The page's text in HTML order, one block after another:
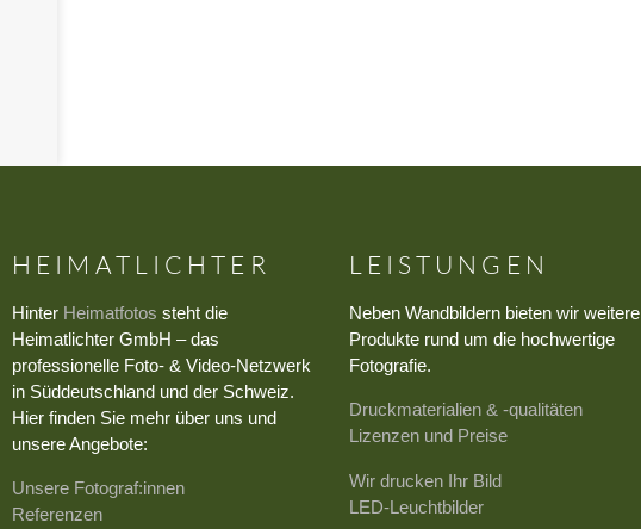
HEIMATLICHTER
Hinter Heimatfotos steht die
Heimatlichter GmbH – das
professionelle Foto- & Video-Netzwerk
in Süddeutschland und der Schweiz.
Hier finden Sie mehr über uns und
unsere Angebote:
Unsere Fotograf:innen
Referenzen
LEISTUNGEN
Neben Wandbildern bieten wir weitere
Produkte rund um die hochwertige
Fotografie.
Druckmaterialien & -qualitäten
Lizenzen und Preise
Wir drucken Ihr Bild
LED-Leuchtbilder